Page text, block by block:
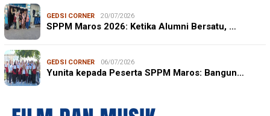
GEDSI CORNER 20/07/2026
SPPM Maros 2026: Ketika Alumni Bersatu, …
GEDSI CORNER 06/07/2026
Yunita kepada Peserta SPPM Maros: Bangun…